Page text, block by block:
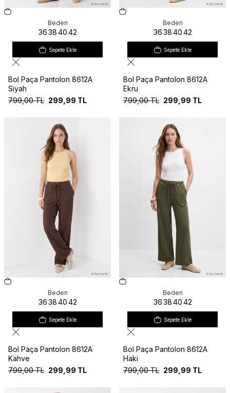
Beden
36384042
Sepete Ekle
Bol Paça Pantolon 8612A
Siyah
799,00TL 299,99 TL
Beden
36384042
Sepete Ekle
Bol Paça Pantolon 8612A
Ekru
799,00TL 299,99 TL
Beden
36384042
Sepete Ekle
Bol Paça Pantolon 8612A
Kahve
799,00TL 299,99 TL
Beden
36384042
Sepete Ekle
Bol Paça Pantolon 8612A
Haki
799,00TL 299,99 TL